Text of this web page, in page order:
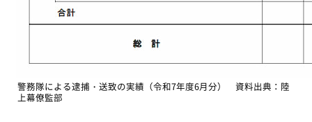
警務隊による逮捕・送致の実績（令和7年度6月分） 資料出典：陸
上幕僚監部